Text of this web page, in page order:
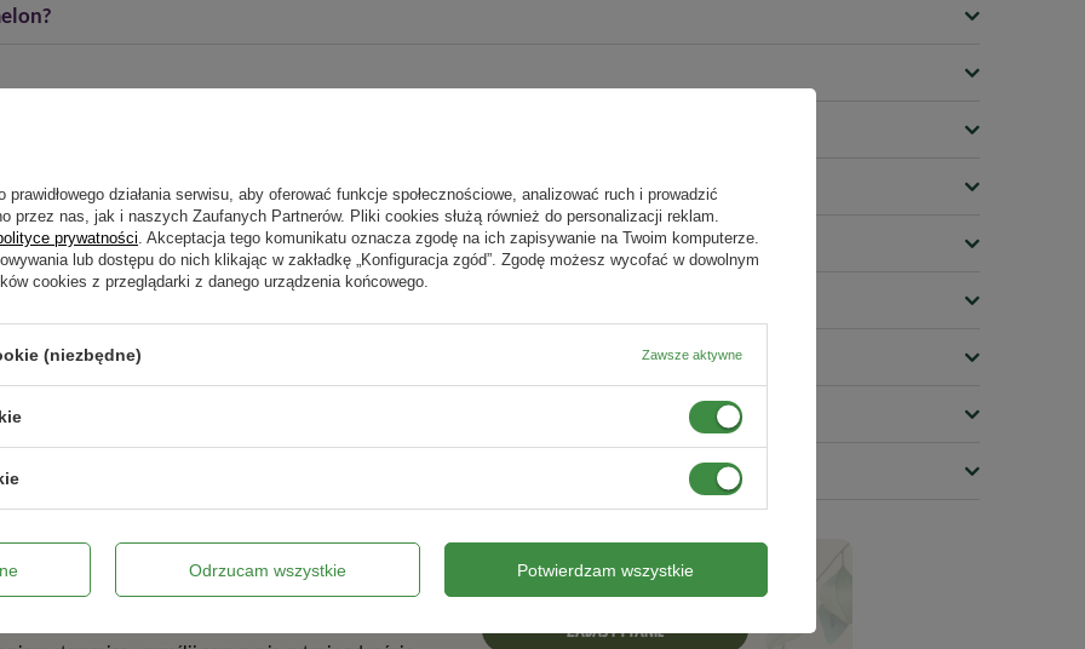
pytania?
ZADAJ PYTANIE
działania serwisu, aby oferować funkcje społecznościowe, analizować ruch i prowadzić
przez nas, jak i naszych Zaufanych Partnerów. Pliki cookies służą również do personalizacji reklam.
prywatności. Akceptacja tego komunikatu oznacza zgodę na ich zapisywanie na Twoim komputerze.
lub dostępu do nich klikając w zakładkę „Konfiguracja zgód”. Zgodę możesz wycofać w dowolnym
cookies z przeglądarki z danego urządzenia końcowego.
(niezbędne) Zawsze aktywne
Odrzucam wszystkie Potwierdzam wszystkie